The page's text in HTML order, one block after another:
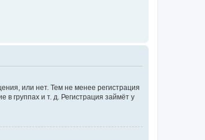
или нет. Тем не менее регистрация
группах и т. д. Регистрация займёт у